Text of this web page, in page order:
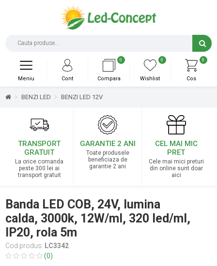
0
Cos
0
Wishlist
0
Compara
Cont
Meniu
BENZI LED BENZI LED 12V
TRANSPORT
GRATUIT
La orice comanda
peste 300 lei ai
transport gratuit
GARANTIE 2 ANI
Toate produsele
beneficiaza de
garantie 2 ani
CEL MAI MIC
PRET
Cele mai mici preturi
din online sunt doar
aici
Banda LED COB, 24V, lumina
calda, 3000k, 12W/ml, 320 led/ml,
IP20, rola 5m
Cod produs: LC3342
(0)